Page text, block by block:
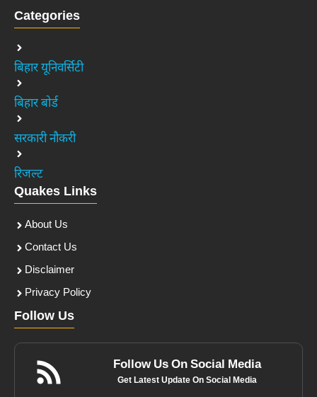
Categories
बिहार यूनिवर्सिटी
बिहार बोर्ड
सरकारी नौकरी
रिजल्ट
Quakes Links
About Us
Contact Us
Disclaimer
Privacy Policy
Follow Us
Follow Us On Social Media
Get Latest Update On Social Media